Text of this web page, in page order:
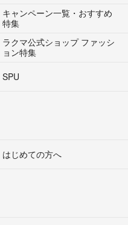
キャンペーン一覧・おすすめ
特集
ラクマ公式ショップ ファッシ
ョン特集
SPU
はじめての方へ